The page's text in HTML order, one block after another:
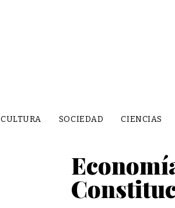
CULTURA SOCIEDAD CIENCIAS